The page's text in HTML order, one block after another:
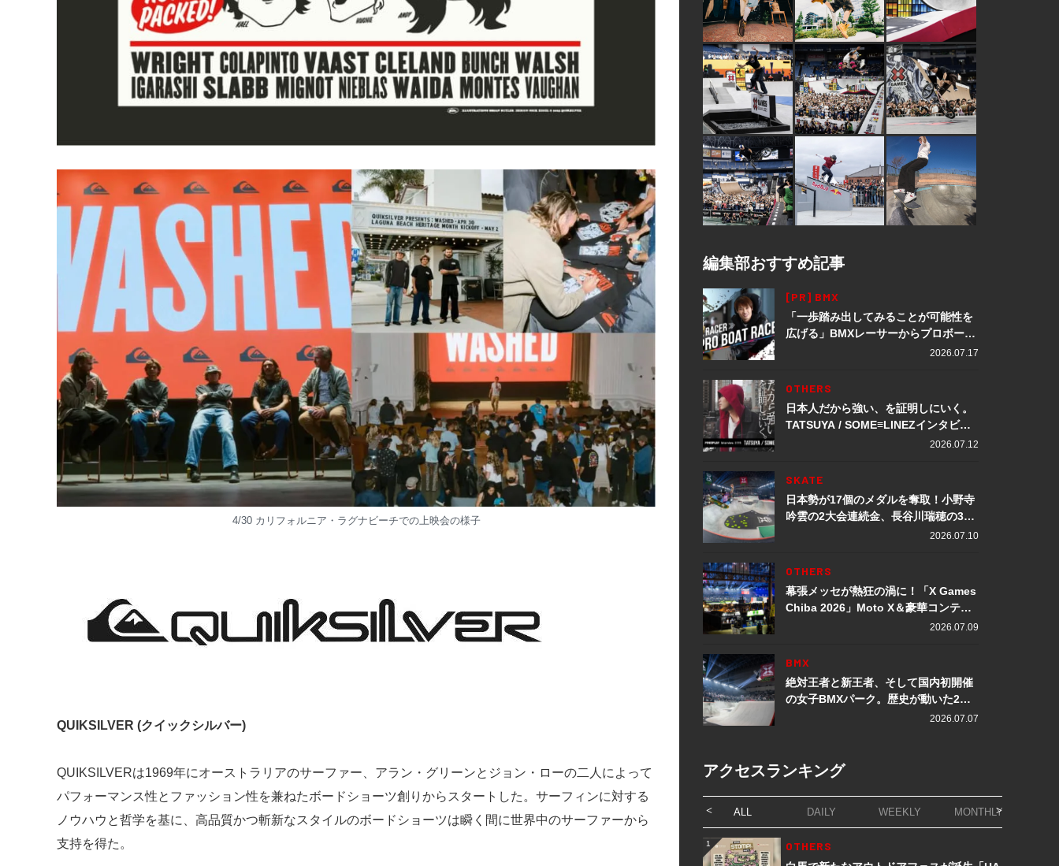
4/30 カリフォルニア・ラグナビーチでの上映会の様子
QUIKSILVER (クイックシルバー)
QUIKSILVERは1969年にオーストラリアのサーファー、アラン・グリーンとジョン・ローの二人によって
パフォーマンス性とファッション性を兼ねたボードショーツ創りからスタートした。サーフィンに対する
ノウハウと哲学を基に、高品質かつ斬新なスタイルのボードショーツは瞬く間に世界中のサーファーから
支持を得た。
編集部おすすめ記事
[PR] BMX
「一歩踏み出してみることが可能性を
広げる」BMXレーサーからプロボート
レーサーへ転身。上田龍星が体現する
2026.07.17
OTHERS
日本人だから強い、を証明しにいく。
TATSUYA / SOME≡LINEZインタビュ
2026.07.12
SKATE
日本勢が17個のメダルを奪取！小野寺
吟雲の2大会連続金、長谷川瑞穂の3メ
ダル獲得など数々の快挙をプレイバッ
2026.07.10
OTHERS
幕張メッセが熱狂の渦に！「X Games
Chiba 2026」Moto X＆豪華コンテン
2026.07.09
BMX
絶対王者と新王者、そして国内初開催
の女子BMXパーク。歴史が動いた2日
2026.07.07
アクセスランキング
ALL DAILY WEEKLY MONTHLY
1 OTHERS